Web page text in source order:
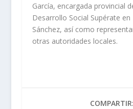
García, encargada provincial
Desarrollo Social Supérate
Sánchez, así como
otras autoridades locales.
COMPARTIR: